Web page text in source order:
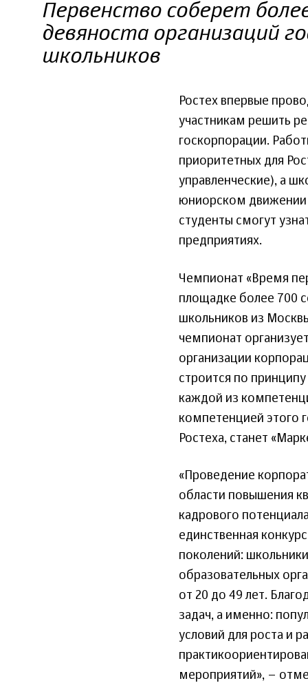
Первенство соберет
девяноста организаций
школьников
Ростех впервые
участникам решить
госкорпорации.
приоритетных для
управленческие), а
юниорском движении
студенты смогут
предприятиях.
Чемпионат «Время
площадке более 700
школьников из
чемпионат
организации
строится по
каждой из
компетенцией этого
Ростеха, станет
«Проведение
области повышения
кадрового
единственная
поколений:
образовательных
от 20 до 49 лет.
задач, а именно:
условий для роста и
мероприятий», –